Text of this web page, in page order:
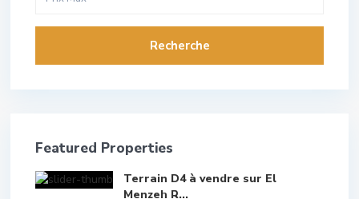
Recherche
Featured Properties
Terrain D4 à vendre sur El
Menzeh R...